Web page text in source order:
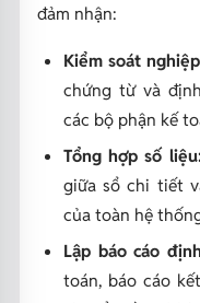
đảm nhận:
Kiểm soát
chứng từ và
các bộ phận kế
Tổng hợp số
giữa sổ chi tiết
của toàn hệ
Lập báo cáo
toán, báo cáo